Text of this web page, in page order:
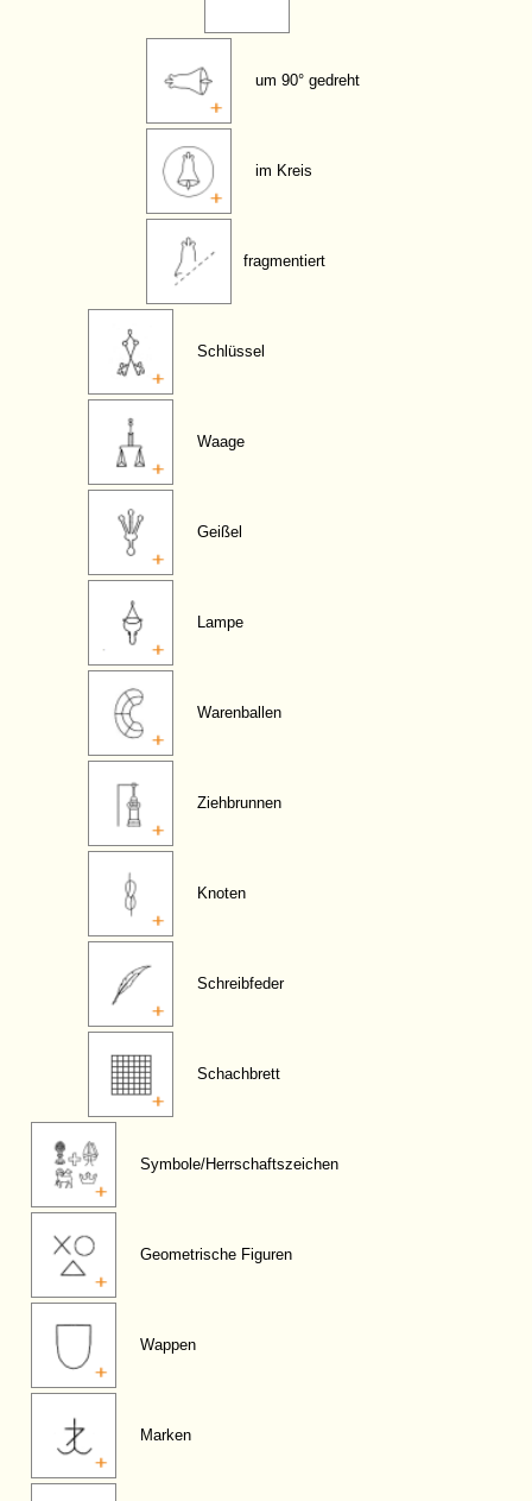
um 90° gedreht
im Kreis
fragmentiert
Schlüssel
Waage
Geißel
Lampe
Warenballen
Ziehbrunnen
Knoten
Schreibfeder
Schachbrett
Symbole/Herrschaftszeichen
Geometrische Figuren
Wappen
Marken